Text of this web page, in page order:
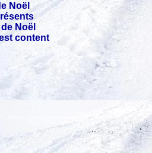
Noël
Noël
content